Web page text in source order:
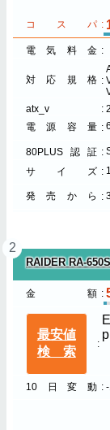
コスパ
電気料金
対応規格
atx_v
電源容量
80PLUS認証
サイズ
発売から
2
RAIDER RA-
金額
最安値
検索
10日変動